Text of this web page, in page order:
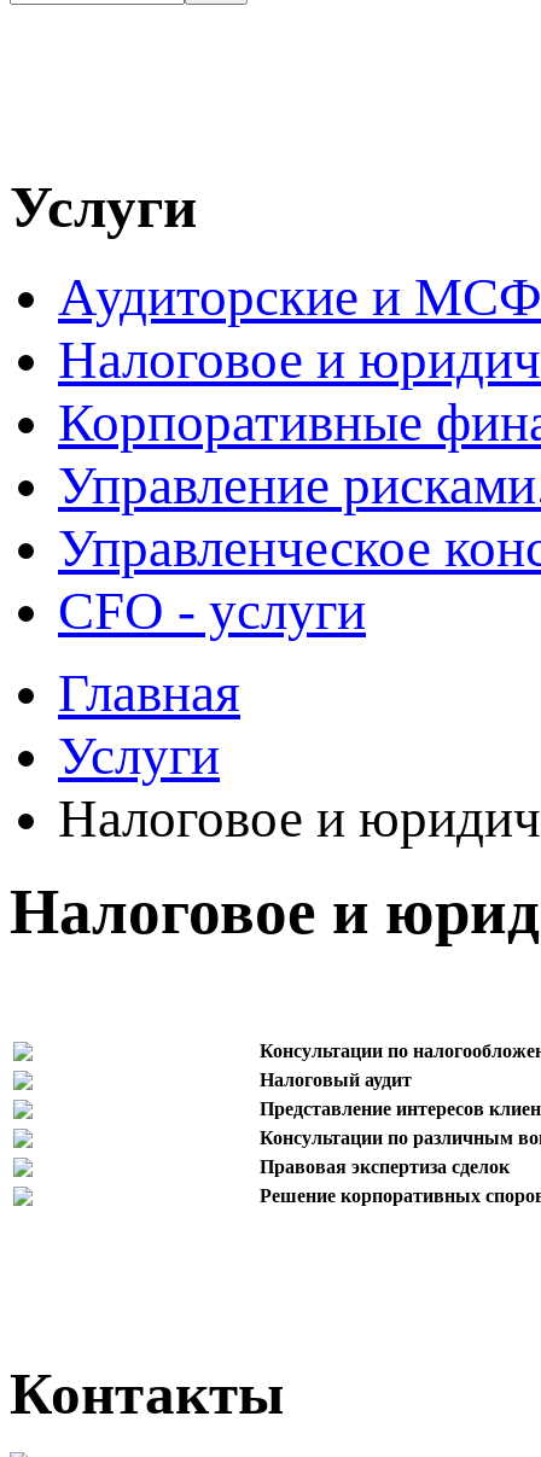
Услуги
Аудиторские и
Налоговое и
Корпоративные
Управление
Управленческое
CFO - услуги
Главная
Услуги
Налоговое и
Налоговое и
Консультации по
Налоговый аудит
Представление интересов
Консультации по различным
Правовая экспертиза сделок
Решение корпоративных
Контакты